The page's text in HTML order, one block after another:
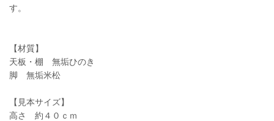
す。
【材質】
天板・棚 無垢ひのき
脚 無垢米松
【見本サイズ】
高さ 約４０ｃｍ